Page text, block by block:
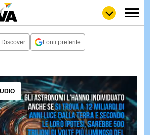
LOLGULP
LOVE
WOW
POP
NEWS
STORIE
VIDEO
Fonti preferite